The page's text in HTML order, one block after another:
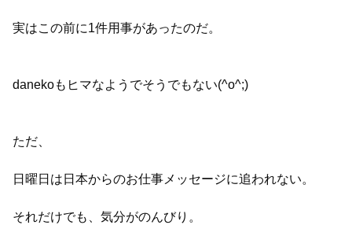
実はこの前に1件用事があったのだ。
danekoもヒマなようでそうでもない(^o^;)
ただ、
日曜日は日本からのお仕事メッセージに追われない。
それだけでも、気分がのんびり。